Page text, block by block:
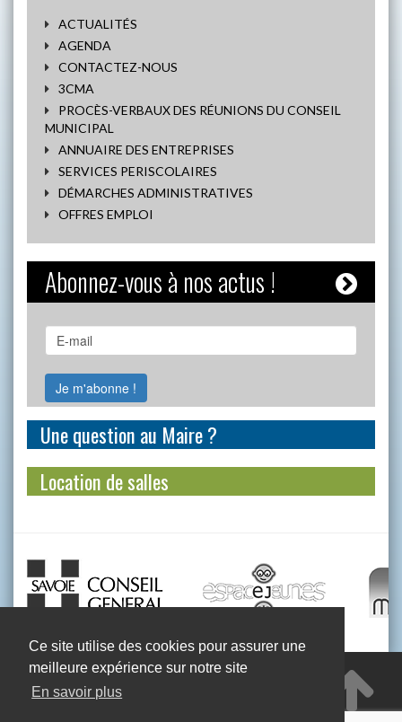
Ce site utilise des cookies pour assurer une
meilleure expérience sur notre site
En savoir plus
ACTUALITÉS
AGENDA
CONTACTEZ-NOUS
3CMA
PROCÈS-VERBAUX DES RÉUNIONS DU CONSEIL
MUNICIPAL
ANNUAIRE DES ENTREPRISES
SERVICES PERISCOLAIRES
DÉMARCHES ADMINISTRATIVES
OFFRES EMPLOI
Abonnez-vous à nos actus !
Une question au Maire ?
Location de salles
Mairie de Saint-Julien-Montdenis - 318 rue du Bourg
- 73870 SAINT-JULIEN-MONTDENIS